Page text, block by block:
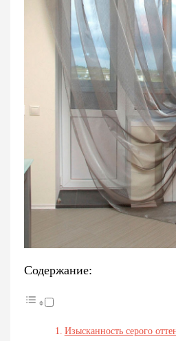
Содержание:
Изысканность серого